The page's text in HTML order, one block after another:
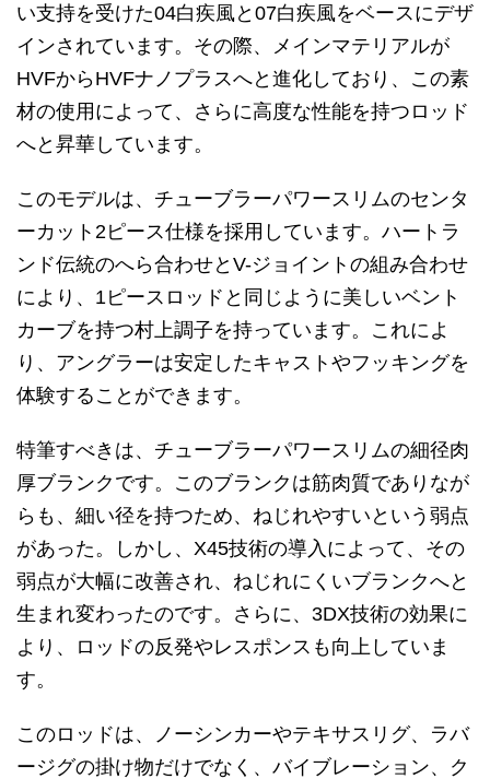
い支持を受けた04白疾風と07白疾風をベースにデザ
インされています。その際、メインマテリアルが
HVFからHVFナノプラスへと進化しており、この素
材の使用によって、さらに高度な性能を持つロッド
へと昇華しています。
このモデルは、チューブラーパワースリムのセンタ
ーカット2ピース仕様を採用しています。ハートラ
ンド伝統のへら合わせとV-ジョイントの組み合わせ
により、1ピースロッドと同じように美しいベント
カーブを持つ村上調子を持っています。これによ
り、アングラーは安定したキャストやフッキングを
体験することができます。
特筆すべきは、チューブラーパワースリムの細径肉
厚ブランクです。このブランクは筋肉質でありなが
らも、細い径を持つため、ねじれやすいという弱点
があった。しかし、X45技術の導入によって、その
弱点が大幅に改善され、ねじれにくいブランクへと
生まれ変わったのです。さらに、3DX技術の効果に
より、ロッドの反発やレスポンスも向上していま
す。
このロッドは、ノーシンカーやテキサスリグ、ラバ
ージグの掛け物だけでなく、バイブレーション、ク